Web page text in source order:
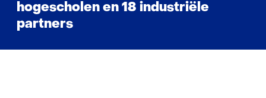
hogescholen en 18 industriële
partners